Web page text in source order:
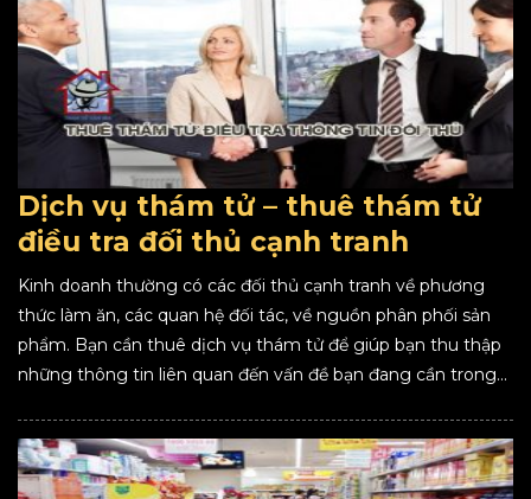
Dịch vụ thám tử – thuê thám tử
điều tra đối thủ cạnh tranh
Kinh doanh thường có các đối thủ cạnh tranh về phương
thức làm ăn, các quan hệ đối tác, về nguồn phân phối sản
phẩm. Bạn cần thuê dịch vụ thám tử để giúp bạn thu thập
những thông tin liên quan đến vấn đề bạn đang cần trong...